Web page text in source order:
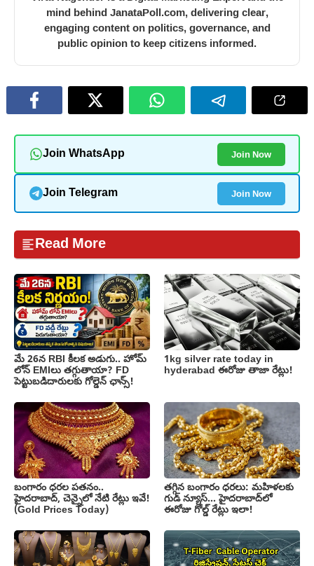
mind behind JanataPoll.com, delivering clear,
engaging content on politics, governance, and
public opinion to keep citizens informed.
Join WhatsApp Join Now
Join Telegram Join Now
Read More
మే 26న RBI కీలక అడుగు.. హోమ్
లోన్ EMIలు తగ్గుతాయా? FD
పెట్టుబడిదారులకు గోల్డెన్ ఛాన్స్!
1kg silver rate today in
hyderabad ఈరోజు తాజా రేట్లు!
బంగారం ధరల పతనం..
హైదరాబాద్, చెన్నైలో నేటి రేట్లు ఇవే!
(Gold Prices Today)
తగ్గిన బంగారం ధరలు: మహిళలకు
గుడ్ న్యూస్… హైదరాబాద్‌లో
ఈరోజు గోల్డ్ రేట్లు ఇలా!